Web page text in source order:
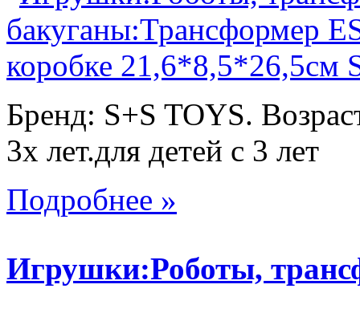
Бренд: S+S TOYS.
3х лет.для детей с 3 лет
Подробнее »
Игрушки:Роботы,